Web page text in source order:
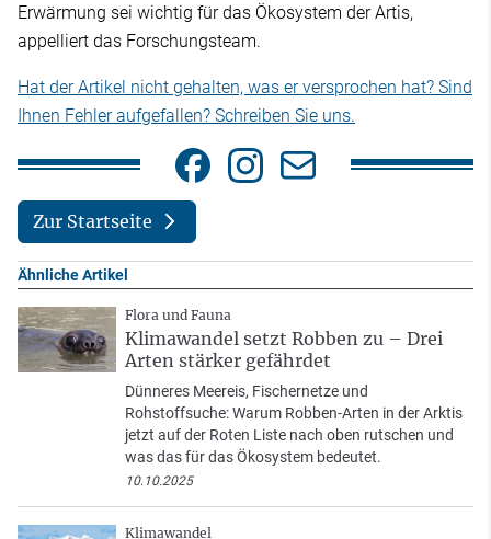
Erwärmung sei wichtig für das Ökosystem der Artis,
appelliert das Forschungsteam.
Hat der Artikel nicht gehalten, was er versprochen hat? Sind
Ihnen Fehler aufgefallen? Schreiben Sie uns.
Zur Startseite
Ähnliche Artikel
Flora und Fauna
Klimawandel setzt Robben zu – Drei
Arten stärker gefährdet
Dünneres Meereis, Fischernetze und
Rohstoffsuche: Warum Robben-Arten in der Arktis
jetzt auf der Roten Liste nach oben rutschen und
was das für das Ökosystem bedeutet.
10.10.2025
Klimawandel